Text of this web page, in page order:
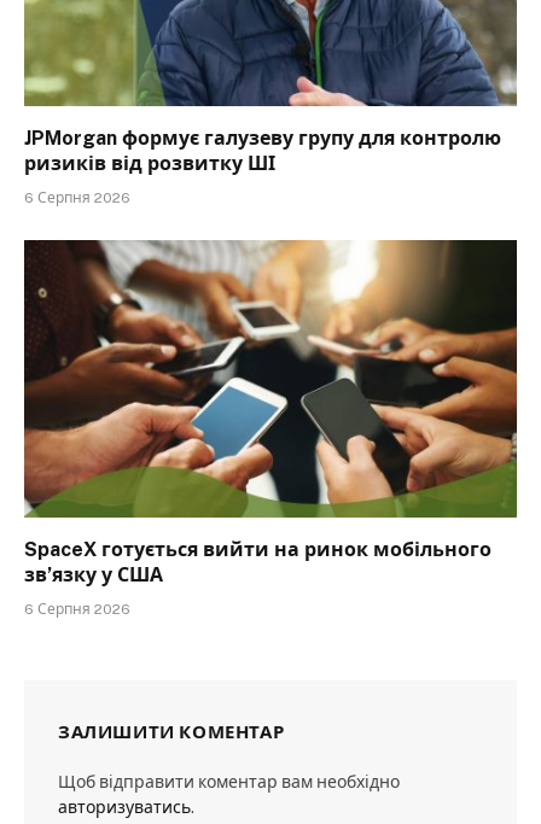
JPMorgan формує галузеву групу для контролю
ризиків від розвитку ШІ
6 Серпня 2026
SpaceX готується вийти на ринок мобільного
зв’язку у США
6 Серпня 2026
ЗАЛИШИТИ КОМЕНТАР
Щоб відправити коментар вам необхідно
авторизуватись.